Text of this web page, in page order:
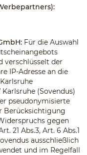
Für die Auswahl
verschlüsselt der
IP-Adresse an die
(Sovendus)
pseudonymisierte
Berücksichtigung
gegen
21 Abs.3, Art. 6 Abs.1
ausschließlich
und im Regelfall